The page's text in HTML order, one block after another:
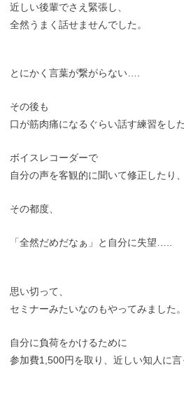
近しい後輩でさえ緊張し、
全然うまく話せませんでした。
とにかく言葉が繋がらない….
その後も
口が筋肉痛になるぐらい話す練習をした
ボイスレコーダーで
自分の声を客観的に聞いて修正したり、
その都度、
「全然だめだなぁ」と自分に失望…..
思い切って、
セミナーみたいなのもやってみました。
自分に負荷をかけるために
参加費1,500円を取り、近しい知人に言